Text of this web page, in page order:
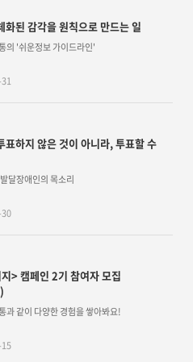
화된 감각을 원칙으로 만드는 일
의 '쉬운정보 가이드라인'
표하지 않은 것이 아니라, 투표할 수
달장애인의 목소리
> 캠페인 2기 참여자 모집
과 같이 다양한 경험을 쌓아봐요!